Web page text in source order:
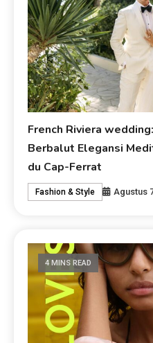
French Riviera
Berbalut Elegansi
du Cap-Ferrat
Fashion & Style Agustus
4 MINS READ